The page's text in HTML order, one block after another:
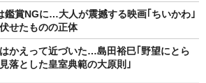
鑑賞NGに…大人が震撼する映画｢ちいかわ｣
せたものの正体
かえって近づいた…島田裕巳｢野望にとら
落とした皇室典範の大原則｣